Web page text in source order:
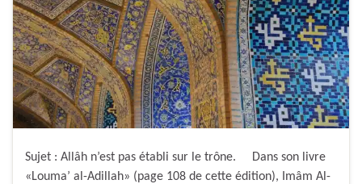
Sujet : Allâh n’est pas établi sur le trône. Dans son livre
«Louma’ al-Adillah» (page 108 de cette édition), Imâm Al-